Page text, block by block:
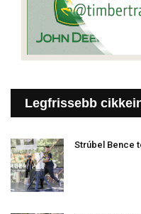
Legfrissebb
Strúbel Bence